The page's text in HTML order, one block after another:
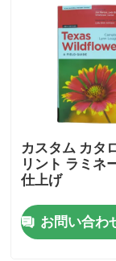
私達に連絡し
ニュース
引用を要求し
コーヒー テ
カスタム カタ
リント ラミネ
仕上げ
お問い合わ